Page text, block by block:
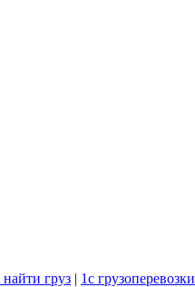
найти груз | 1с грузоперевозки